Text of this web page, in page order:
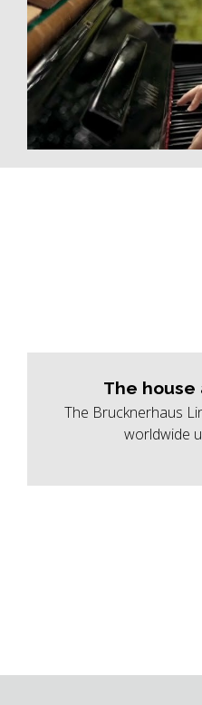
The house
The Brucknerhaus
worldwide